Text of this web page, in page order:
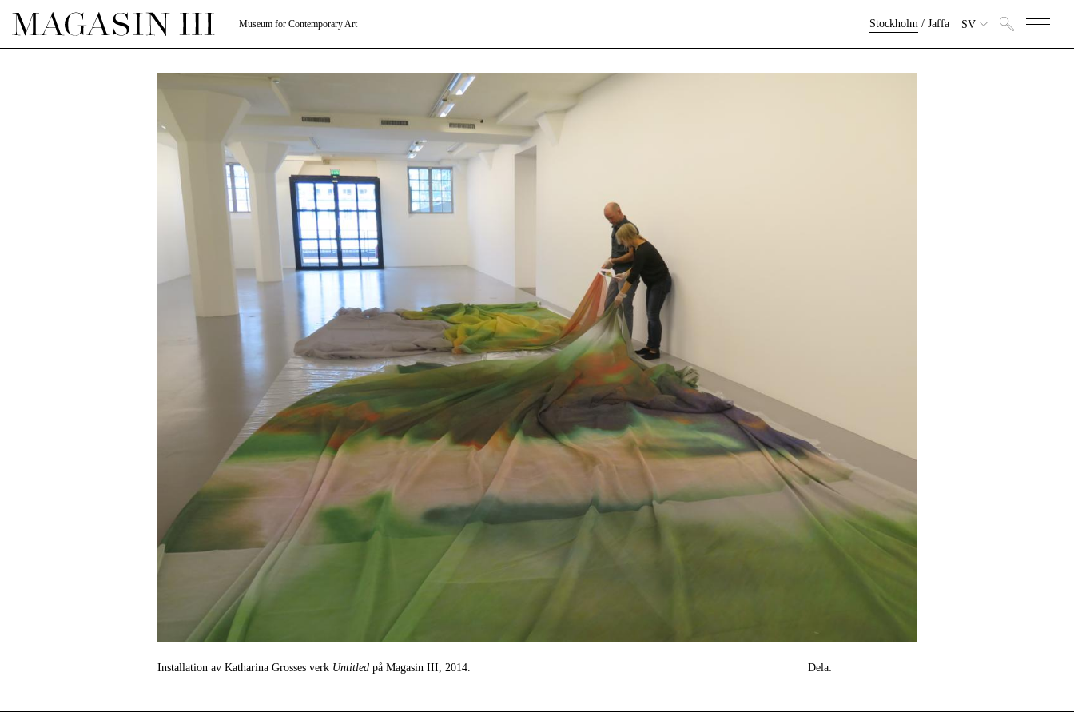
Museum for Contemporary Art Stockholm/ Jaffa SV
Installation av Katharina Grosses verk Untitled på Magasin III, 2014. Dela: